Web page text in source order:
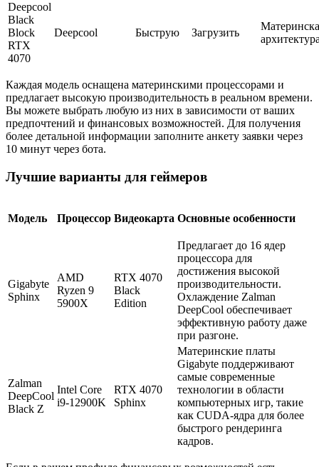
Deepcool
Black
Block
RTX
4070
Deepcool Быструю Загрузить
Каждая модель оснащена материнскими процессорами и
предлагает высокую производительность в реальном времени.
Вы можете выбрать любую из них в зависимости от ваших
предпочтений и финансовых возможностей. Для получения
более детальной информации заполните анкету заявки через
10 минут через бота.
Лучшие варианты для геймеров
Модель Процессор Видеокарта Основные особенности
Gigabyte
Sphinx
AMD
Ryzen 9
5900X
RTX 4070
Black
Edition
Предлагает до 16 ядер
процессора для
достижения высокой
производительности.
Охлаждение Zalman
DeepCool обеспечивает
эффективную работу даже
при разгоне.
Zalman
DeepCool
Black Z
Intel Core
i9-12900K
RTX 4070
Sphinx
Материнские платы
Gigabyte поддерживают
самые современные
технологии в области
компьютерных игр, такие
как CUDA-ядра для более
быстрого рендеринга
кадров.